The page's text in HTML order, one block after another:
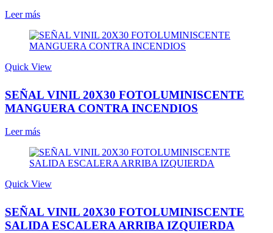
Leer más
Quick View
SEÑAL VINIL 20X30 FOTOLUMINISCENTE
MANGUERA CONTRA INCENDIOS
Leer más
Quick View
SEÑAL VINIL 20X30 FOTOLUMINISCENTE
SALIDA ESCALERA ARRIBA IZQUIERDA